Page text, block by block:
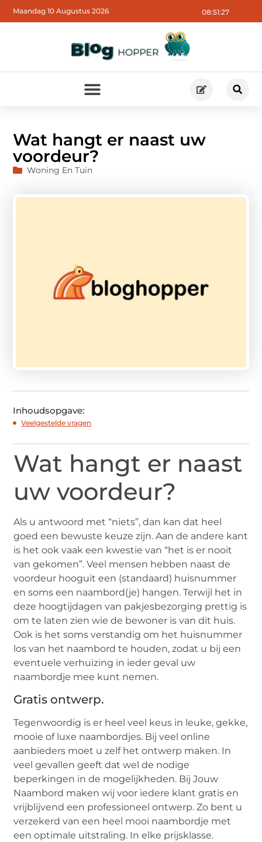
08:51:29
Maandag 10 Augustus 2026
Wat hangt er naast uw
voordeur?
Woning En Tuin
Inhoudsopgave:
Veelgestelde vragen
Wat hangt er naast
uw voordeur?
Als u antwoord met “niets”, dan kan dat heel
goed een bewuste keuze zijn. Aan de andere kant
is het ook vaak een kwestie van “het is er nooit
van gekomen”. Veel mensen hebben naast de
voordeur hooguit een (standaard) huisnummer
en soms een naambord(je) hangen. Terwijl het in
deze hoogtijdagen van pakjesbezorging prettig is
om te laten zien wie de bewoner is van dit huis.
Ook is het soms verstandig om het huisnummer
los van het naambord te houden, zodat u bij een
eventuele verhuizing in ieder geval uw
naambordje mee kunt nemen.
Gratis ontwerp.
Tegenwoordig is er heel veel keus in leuke, gekke,
mooie of luxe naambordjes. Bij veel online
aanbieders moet u zelf het ontwerp maken. In
veel gevallen geeft dat wel de nodige
beperkingen in de mogelijkheden. Bij Jouw
Naambord maken wij voor iedere klant gratis en
vrijblijvend een professioneel ontwerp. Zo bent u
verzekerd van een heel mooi naambordje met
een optimale uitstraling. In elke prijsklasse.